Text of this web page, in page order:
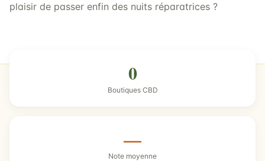
plaisir de passer enfin des nuits réparatrices ?
0
Boutiques CBD
—
Note moyenne